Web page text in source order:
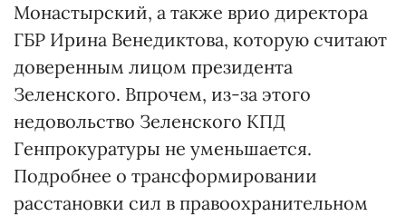
Монастырский, а также врио директора
ГБР Ирина Венедиктова, которую считают
доверенным лицом президента
Зеленского. Впрочем, из-за этого
недовольство Зеленского КПД
Генпрокуратуры не уменьшается.
Подробнее о трансформировании
расстановки сил в правоохранительном